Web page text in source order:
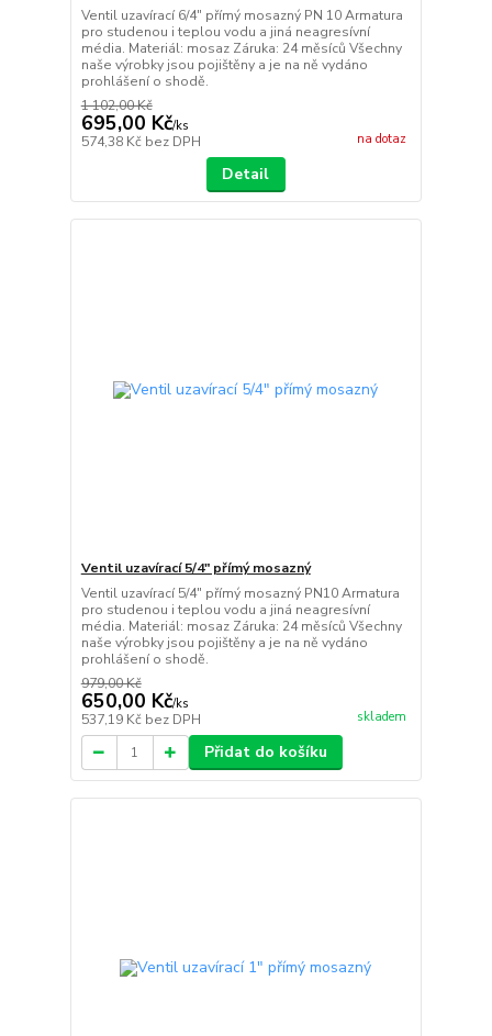
Ventil uzavírací 6/4" přímý mosazný PN 10 Armatura
pro studenou i teplou vodu a jiná neagresívní
média. Materiál: mosaz Záruka: 24 měsíců Všechny
naše výrobky jsou pojištěny a je na ně vydáno
prohlášení o shodě.
1 102,00 Kč
695,00 Kč/ks
574,38 Kč bez DPH na dotaz
Detail
Ventil uzavírací 5/4" přímý mosazný
Ventil uzavírací 5/4" přímý mosazný PN10 Armatura
pro studenou i teplou vodu a jiná neagresívní
média. Materiál: mosaz Záruka: 24 měsíců Všechny
naše výrobky jsou pojištěny a je na ně vydáno
prohlášení o shodě.
979,00 Kč
650,00 Kč/ks
537,19 Kč bez DPH skladem
Přidat do košíku